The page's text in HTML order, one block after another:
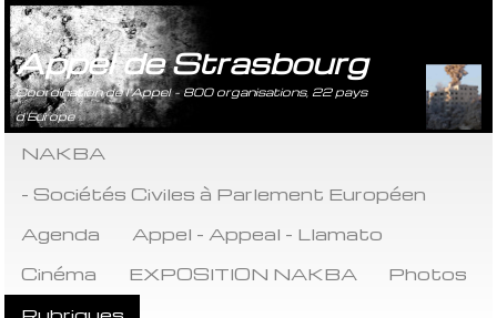
Appel de Strasbourg
Coordination de l’Appel - 800 organisations, 22 pays
d’Europe
NAKBA
- Sociétés Civiles à Parlement Européen
Agenda
Appel - Appeal - Llamato
Cinéma
EXPOSITION NAKBA
Photos